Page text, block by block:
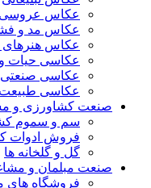
عکاس عروسی
عکاس مد و
عکاس هنرهای
عکاسی حیات
عکاسی صنعتی
عکاسی طبیعت
صنعت کشاورزی و
سم و سموم
فروش ادوات
گل و گلخانه ها
صنعت مبلمان و
فروشگاه های